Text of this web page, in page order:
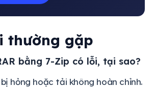
thường gặp
bằng 7-Zip có lỗi, tại sao?
hỏng hoặc tải không hoàn chỉnh.